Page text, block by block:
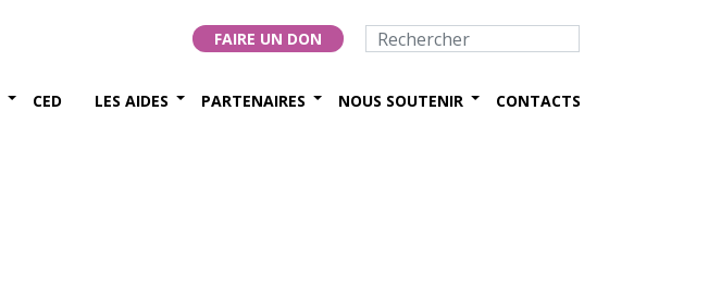
FAIRE UN DON
CED LES AIDES PARTENAIRES NOUS SOUTENIR CONTACTS